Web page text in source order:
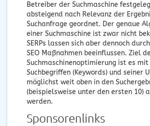
Betreiber der Suchmaschine
absteigend nach Relevanz der
Suchanfrage geordnet. Der genaue
einer Suchmaschine ist zwar nicht
SERPs lassen sich aber dennoch
SEO Maßnahmen beeinflussen. Ziel
Suchmaschinenoptimierung ist es
Suchbegriffen (Keywords) und seiner
möglichst weit oben in den
(beispielsweise unter den ersten 10)
werden.
Sponsorenlinks